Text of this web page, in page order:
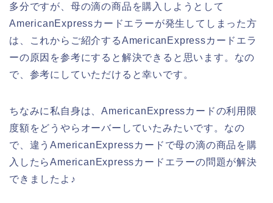
多分ですが、母の滴の商品を購入しようとして
AmericanExpressカードエラーが発生してしまった方
は、これからご紹介するAmericanExpressカードエラ
ーの原因を参考にすると解決できると思います。なの
で、参考にしていただけると幸いです。
ちなみに私自身は、AmericanExpressカードの利用限
度額をどうやらオーバーしていたみたいです。なの
で、違うAmericanExpressカードで母の滴の商品を購
入したらAmericanExpressカードエラーの問題が解決
できましたよ♪